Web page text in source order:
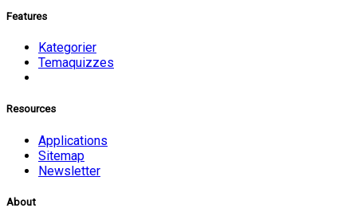
Features
Kategorier
Temaquizzes
Resources
Applications
Sitemap
Newsletter
About